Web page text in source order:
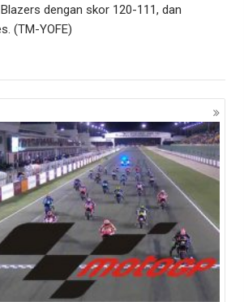
dengan skor 120-111, dan
(TM-YOFE)